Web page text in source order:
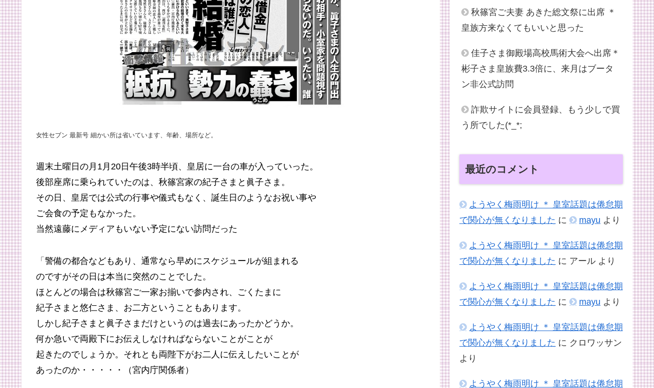
女性セブン 最新号 細かい所は省いています、年齢、場所など。
週末土曜日の月1月20日午後3時半頃、皇居に一台の車が入っていった。
後部座席に乗られていたのは、秋篠宮家の紀子さまと眞子さま。
その日、皇居では公式の行事や儀式もなく、誕生日のようなお祝い事や
ご会食の予定もなかった。
当然遠藤にメディアもいない予定にない訪問だった
「 警備の都合などもあり、通常なら早めにスケジュールが組まれる
のですがその日は本当に突然のことでした。
ほとんどの場合は秋篠宮ご一家お揃いで参内され、ごくたまに
紀子さまと悠仁さま、お二方ということもあります。
しかし紀子さまと眞子さまだけというのは過去にあったかどうか。
何か急いで両殿下にお伝えしなければならないことがことが
起きたのでしょうか。それとも両陛下がお二人に伝えしたいことが
あったのか・・・・・（宮内庁関係者）
秋篠宮ご夫妻 あきた総文祭に出席 ＊
皇族方来なくてもいいと思った
佳子さま御殿場高校馬術大会へ出席＊
彬子さま皇族費3.3倍に、来月はブータ
ン非公式訪問
詐欺サイトに会員登録、もう少しで買
う所でした(*_*;
最近のコメント
ようやく梅雨明け ＊ 皇室話題は倦怠期
で関心が無くなりました に mayu より
ようやく梅雨明け ＊ 皇室話題は倦怠期
で関心が無くなりました に アール より
ようやく梅雨明け ＊ 皇室話題は倦怠期
で関心が無くなりました に mayu より
ようやく梅雨明け ＊ 皇室話題は倦怠期
で関心が無くなりました に クロワッサン
より
ようやく梅雨明け ＊ 皇室話題は倦怠期